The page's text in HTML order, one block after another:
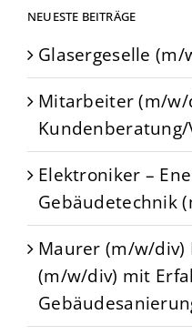
NEUESTE BEITRÄGE
Glasergeselle (m/
Mitarbeiter (m/w/
Elektroniker –
Gebäudetechnik
Maurer (m/w/
(m/w/div) mit